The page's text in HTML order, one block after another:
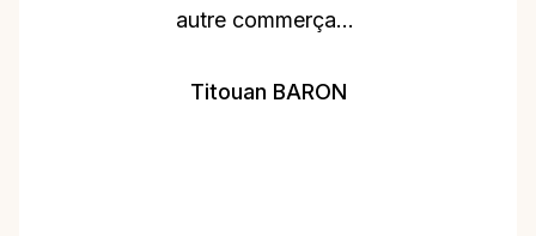
autre commerçant,
reçu les casseroles
Titouan BARON